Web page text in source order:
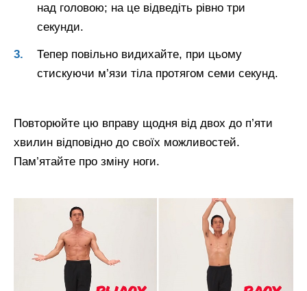
над головою; на це відведіть рівно три
секунди.
Тепер повільно видихайте, при цьому
стискуючи м’язи тіла протягом семи секунд.
Повторюйте цю вправу щодня від двох до п’яти
хвилин відповідно до своїх можливостей.
Пам’ятайте про зміну ноги.